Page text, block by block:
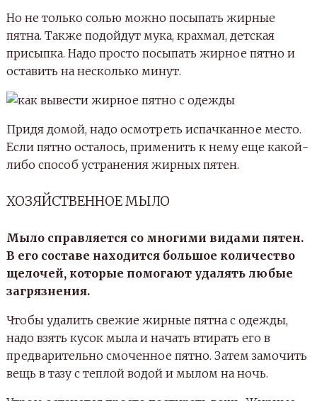
Но не только солью можно посыпать жирные
пятна. Также подойдут мука, крахмал, детская
присыпка. Надо просто посыпать жирное пятно и
оставить на несколько минут.
Придя домой, надо осмотреть испачканное место.
Если пятно осталось, применить к нему еще какой-
либо способ устранения жирных пятен.
ХОЗЯЙСТВЕННОЕ МЫЛО
Мыло справляется со многими видами пятен.
В его составе находится большое количество
щелочей, которые помогают удалять любые
загрязнения.
Чтобы удалить свежие жирные пятна с одежды,
надо взять кусок мыла и начать втирать его в
предварительно смоченное пятно. Затем замочить
вещь в тазу с теплой водой и мылом на ночь.